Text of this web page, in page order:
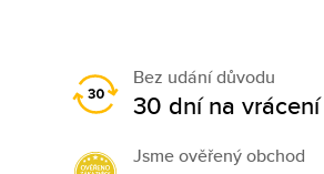
Bez udání důvodu
30 dní na vrácení
Jsme ověřený obchod